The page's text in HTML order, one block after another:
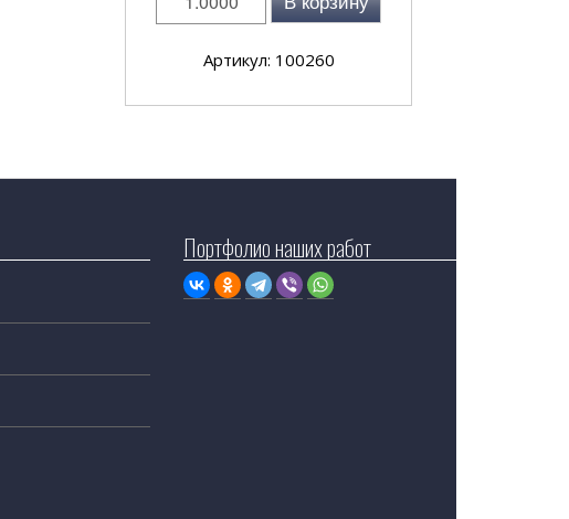
Артикул: 100260
Портфолио наших работ